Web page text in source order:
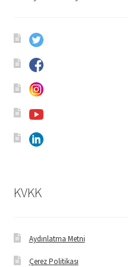
Yönetim Kurulu
Yönetim Kurulu Kişiler
KVKK
Aydınlatma Metni
Çerez Politikası